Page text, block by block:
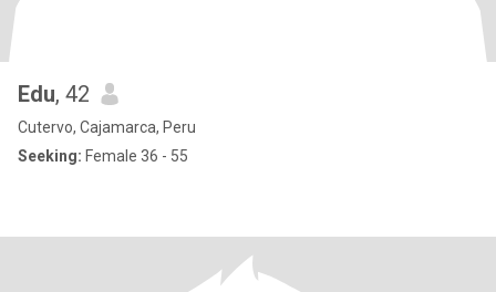
Edu, 42
Cutervo, Cajamarca, Peru
Seeking: Female 36 - 55